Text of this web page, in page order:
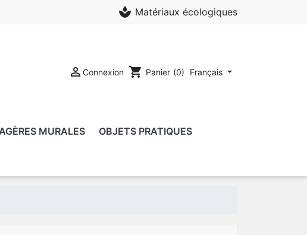
spa Matériaux écologiques
Connexion shopping_cart Panier (0) Français
MURALES
OBJETS PRATIQUES